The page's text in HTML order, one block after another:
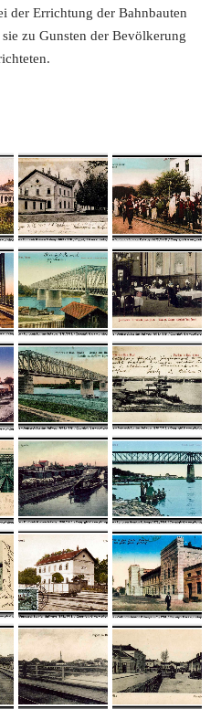
der Errichtung der Bahnbauten
zu Gunsten der Bevölkerung